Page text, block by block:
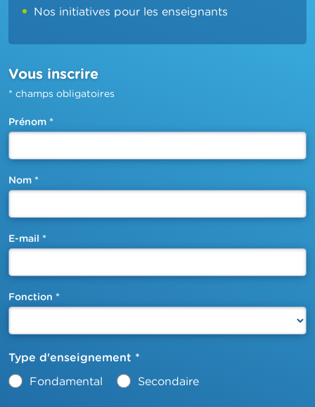
Nos initiatives pour les enseignants
Vous inscrire
* champs obligatoires
Prénom *
Nom *
E-mail *
Fonction *
Type d'enseignement *
Fondamental
Secondaire